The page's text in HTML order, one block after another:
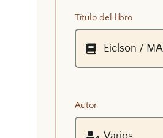
Título del libro
Autor